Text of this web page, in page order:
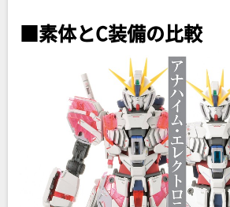
■素体とC装備の比較